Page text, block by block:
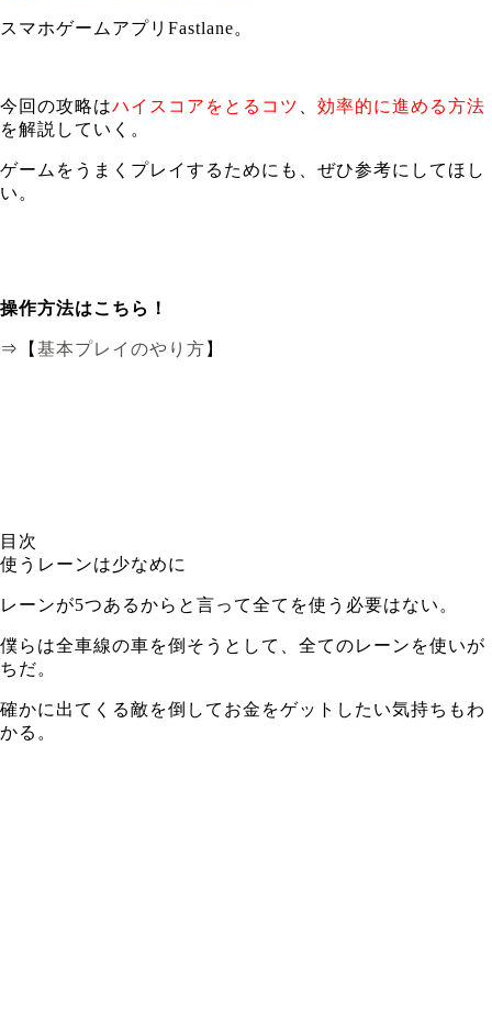
スマホゲームアプリFastlane。
今回の攻略はハイスコアをとるコツ
効率的に進める方法
を解説していく。
ゲームをうまくプレイするためにも、ぜひ参考にしてほし
い。
操作方法はこちら！
⇒【 基本プレイのやり方 】
目次
使うレーンは少なめに
レーンが5つあるからと言って全てを使う必要はない。
僕らは全車線の車を倒そうとして、全てのレーンを使いが
ちだ。
確かに出てくる敵を倒してお金をゲットしたい気持ちもわ
かる。